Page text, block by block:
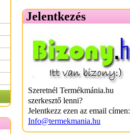
Jelentkezés
Szeretnél Termékmánia.hu
szerkesztő lenni?
Jelentkezz ezen az email címen:
Info@termekmania.hu